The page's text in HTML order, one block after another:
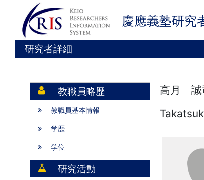
慶應義塾研究
研究者詳細
教職員略歴
教職員基本情報
学歴
学位
研究活動
高月 誠